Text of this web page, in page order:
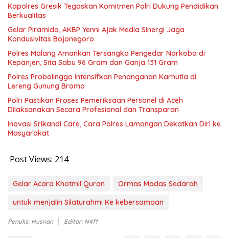
Kapolres Gresik Tegaskan Komitmen Polri Dukung Pendidikan
Berkualitas
Gelar Piramida, AKBP Yenni Ajak Media Sinergi Jaga
Kondusivitas Bojonegoro
Polres Malang Amankan Tersangka Pengedar Narkoba di
Kepanjen, Sita Sabu 96 Gram dan Ganja 131 Gram
Polres Probolinggo Intensifkan Penanganan Karhutla di
Lereng Gunung Bromo
Polri Pastikan Proses Pemeriksaan Personel di Aceh
Dilaksanakan Secara Profesional dan Transparan
Inovasi Srikandi Care, Cara Polres Lamongan Dekatkan Diri ke
Masyarakat
Post Views: 214
Gelar Acara Khotmil Quran
Ormas Madas Sedarah
untuk menjalin Silaturahmi Ke kebersamaan
Penulis: Husnan Editor: N4f1